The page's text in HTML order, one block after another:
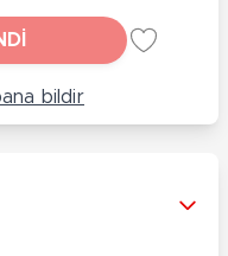
bildir